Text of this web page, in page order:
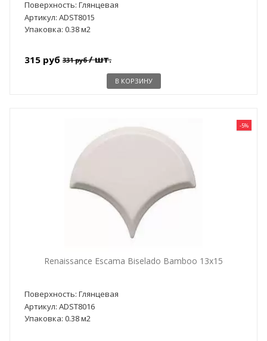
Поверхность: Глянцевая
Артикул: ADST8015
Упаковка: 0.38 м2
315 руб 331 руб/ шт.
В КОРЗИНУ
-5%
Renaissance Escama Biselado Bamboo 13x15
Поверхность: Глянцевая
Артикул: ADST8016
Упаковка: 0.38 м2